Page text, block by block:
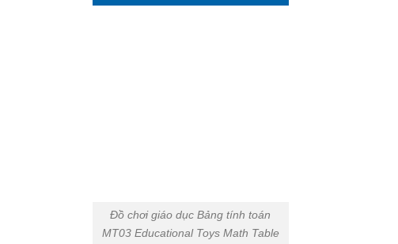
Đồ chơi giáo dục Bảng tính toán
MT03 Educational Toys Math Table